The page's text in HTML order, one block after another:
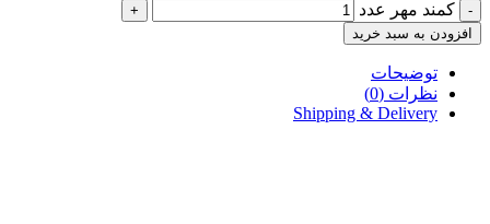
- کمند مهر عدد
+
افزودن به سبد خرید
توضیحات
نظرات (0)
Shipping & Delivery